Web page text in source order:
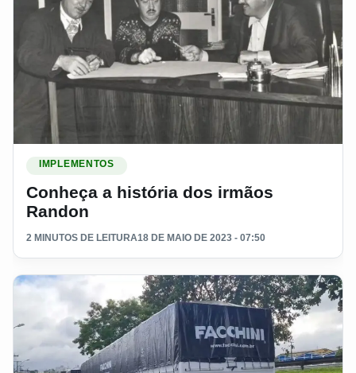
IMPLEMENTOS
Conheça a história dos irmãos
Randon
2 MINUTOS DE LEITURA18 DE MAIO DE 2023 - 07:50